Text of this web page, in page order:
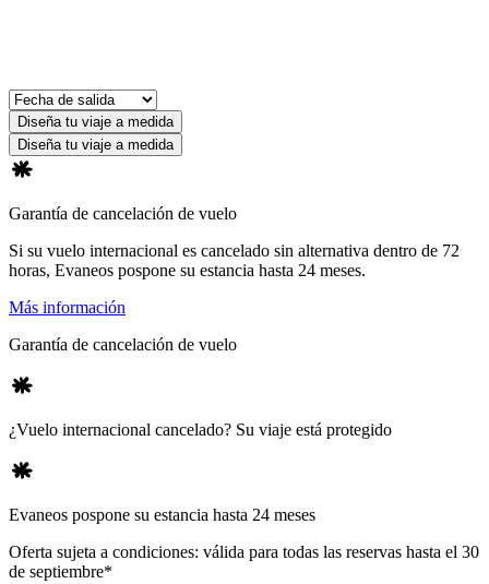
Diseña tu viaje a medida
Diseña tu viaje a medida
Garantía de cancelación de vuelo
Si su vuelo internacional es cancelado sin alternativa dentro de 72
horas, Evaneos pospone su estancia hasta 24 meses.
Más información
Garantía de cancelación de vuelo
¿Vuelo internacional cancelado? Su viaje está protegido
Evaneos pospone su estancia hasta 24 meses
Oferta sujeta a condiciones: válida para todas las reservas hasta el 30
de septiembre*